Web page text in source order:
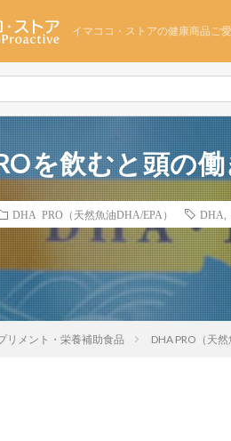
イマココ・ストアの健康商品ご
を飲むと頭の
DHA PRO（天然魚油DHA/EPA） DHA
リメント・栄養補助食品 DHA PRO（天然